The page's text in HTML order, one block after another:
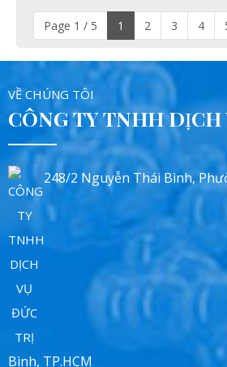
Page 1 / 5 1 2 3 4
VỀ CHÚNG TÔI
CÔNG TY TNHH
248/2 Nguyễn Thái Bình,
Bình, TP.HCM